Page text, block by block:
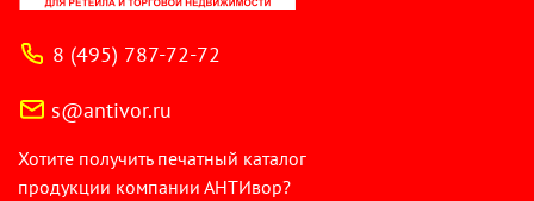
8 (495) 787-72-72
s@antivor.ru
Хотите получить печатный каталог
продукции компании АНТИвор?